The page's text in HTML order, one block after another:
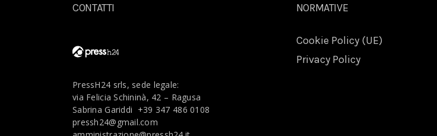
CONTATTI
PressH24 srls, sede legale:
via Felicia Schininà, 42 – Ragusa
Sabrina Gariddi +39 347 486 0108
pressh24@gmail.com
NORMATIVE
Cookie Policy (UE)
Privacy Policy